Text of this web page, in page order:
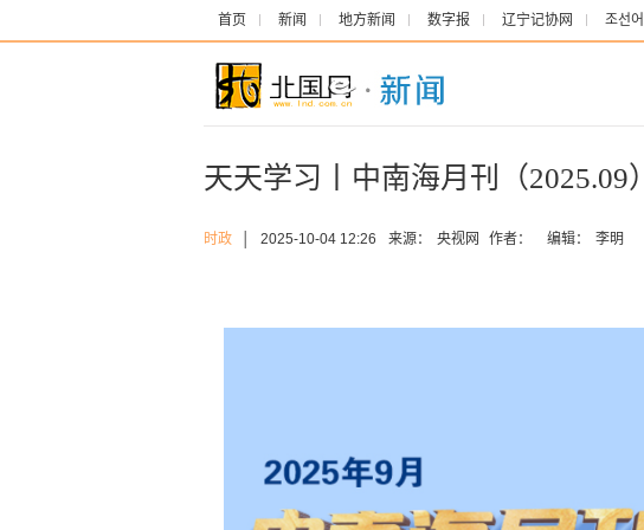
首页 新闻 地方新闻 数字报 辽宁记协网 조선어
天天学习丨中南海月刊（2025.09）
时政 2025-10-04 12:26 来源： 央视网 作者： 编辑： 李明